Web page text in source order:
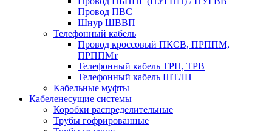
Провод ПВС
Шнур ШВВП
Телефонный кабель
Провод кроссовый ПКСВ, ПРППМ,
ПРППМт
Телефонный кабель ТРП, ТРВ
Телефонный кабель ШТЛП
Кабельные муфты
Кабеленесущие системы
Коробки распределительные
Трубы гофрированные